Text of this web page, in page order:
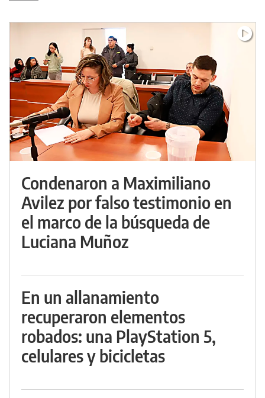
Condenaron a Maximiliano
Avilez por falso testimonio en
el marco de la búsqueda de
Luciana Muñoz
En un allanamiento
recuperaron elementos
robados: una PlayStation 5,
celulares y bicicletas